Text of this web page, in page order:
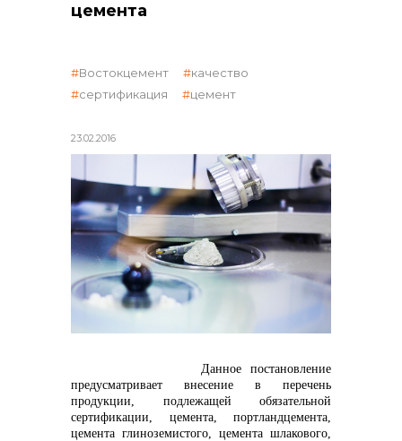
реализация неликвидов
контакты отдела закупок
Контакты
цемента
23.02.2016
Востокцемент
качество
сертификация
цемент
Данное постановление
предусматривает внесение в перечень
продукции, подлежащей обязательной
сертификации, цемента, портландцемента,
цемента глиноземистого, цемента шлакового,